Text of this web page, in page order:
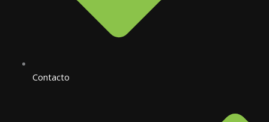
Contacto